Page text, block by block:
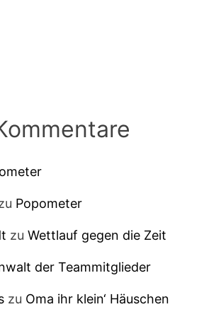
Popometer
zuWettlauf gegen die Zeit
der Teammitglieder
zu Oma ihr klein‘ Häuschen